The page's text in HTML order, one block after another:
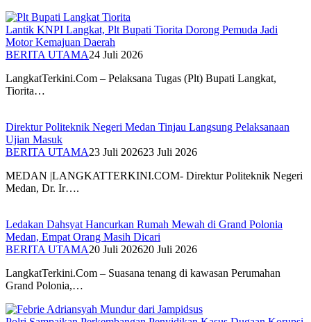
Lantik KNPI Langkat, Plt Bupati Tiorita Dorong Pemuda Jadi
Motor Kemajuan Daerah
BERITA UTAMA24 Juli 2026
LangkatTerkini.Com – Pelaksana Tugas (Plt) Bupati Langkat,
Tiorita…
Direktur Politeknik Negeri Medan Tinjau Langsung Pelaksanaan
Ujian Masuk
BERITA UTAMA23 Juli 202623 Juli 2026
MEDAN |LANGKATTERKINI.COM- Direktur Politeknik Negeri
Medan, Dr. Ir….
Ledakan Dahsyat Hancurkan Rumah Mewah di Grand Polonia
Medan, Empat Orang Masih Dicari
BERITA UTAMA20 Juli 202620 Juli 2026
LangkatTerkini.Com – Suasana tenang di kawasan Perumahan
Grand Polonia,…